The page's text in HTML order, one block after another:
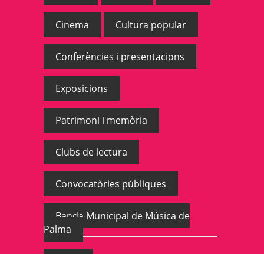
Cinema Cultura popular
Conferències i presentacions
Exposicions
Patrimoni i memòria
Clubs de lectura
Convocatòries públiques
Banda Municipal de Música de
Palma